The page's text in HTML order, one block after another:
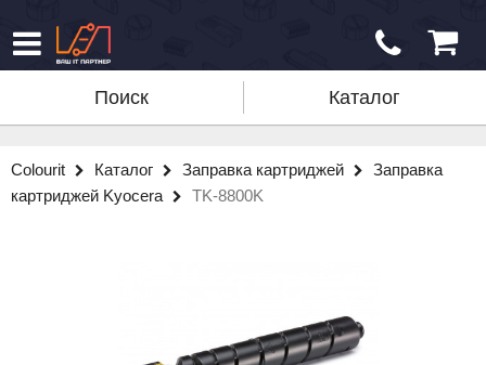
Поиск Каталог
Colourit Каталог Заправка картриджей
Заправка
картриджей Kyocera
TK-8800K